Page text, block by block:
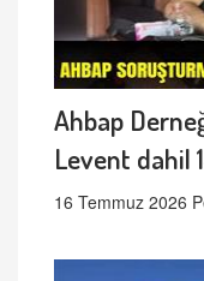
Ahbap
Levent dahil
16 Temmuz 2026